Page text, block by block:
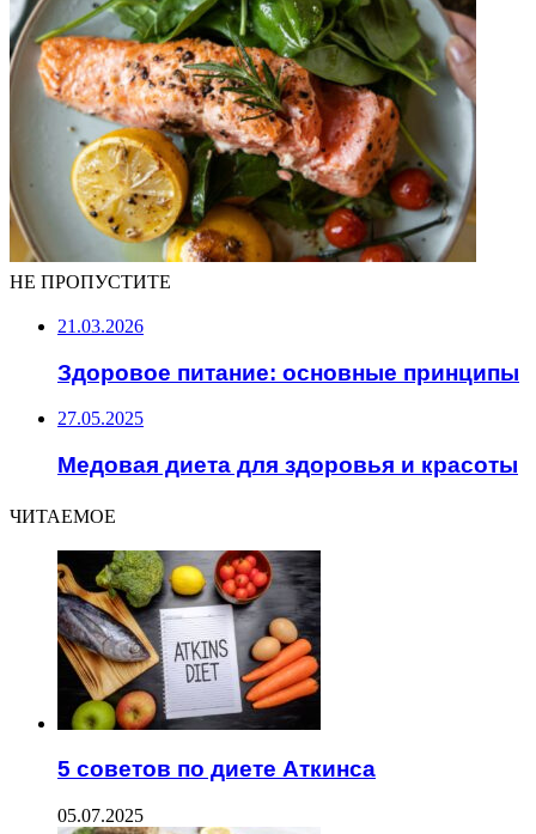
НЕ ПРОПУСТИТЕ
21.03.2026
Здоровое питание: основные принципы
27.05.2025
Медовая диета для здоровья и красоты
ЧИТАЕМОЕ
5 советов по диете Аткинса
05.07.2025